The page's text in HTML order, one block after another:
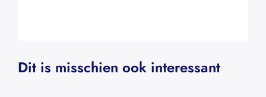
Dit is misschien ook interessant